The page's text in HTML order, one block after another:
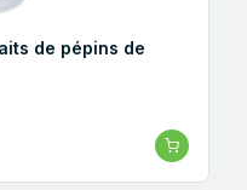
de pépins de